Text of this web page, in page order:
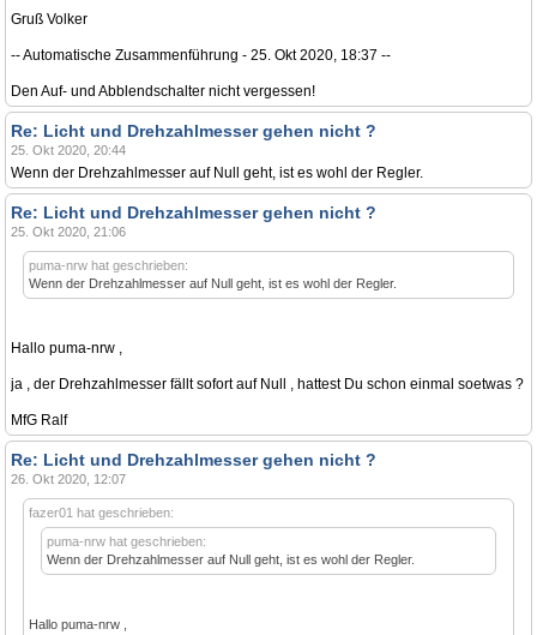
Gruß Volker
-- Automatische Zusammenführung - 25. Okt 2020, 18:37 --
Den Auf- und Abblendschalter nicht vergessen!
Re: Licht und Drehzahlmesser gehen nicht ?
25. Okt 2020, 20:44
Wenn der Drehzahlmesser auf Null geht, ist es wohl der Regler.
Re: Licht und Drehzahlmesser gehen nicht ?
25. Okt 2020, 21:06
puma-nrw hat geschrieben:
Wenn der Drehzahlmesser auf Null geht, ist es wohl der Regler.
Hallo puma-nrw ,
ja , der Drehzahlmesser fällt sofort auf Null , hattest Du schon einmal soetwas ?
MfG Ralf
Re: Licht und Drehzahlmesser gehen nicht ?
26. Okt 2020, 12:07
fazer01 hat geschrieben:
puma-nrw hat geschrieben:
Wenn der Drehzahlmesser auf Null geht, ist es wohl der Regler.
Hallo puma-nrw ,